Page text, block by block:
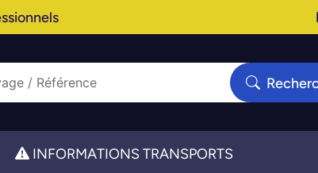
INFORMATIONS TRANSPORTS